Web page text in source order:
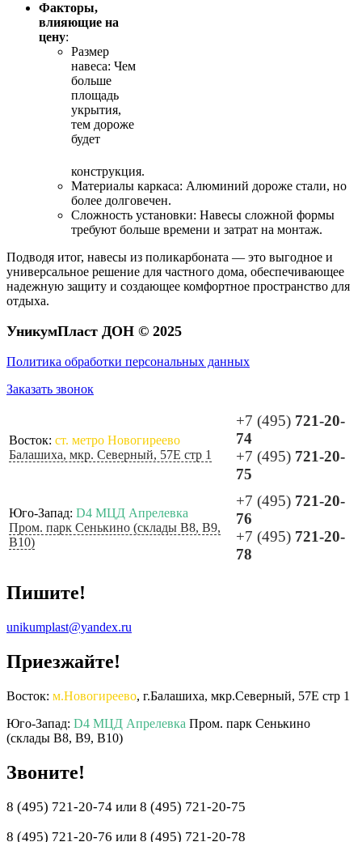
Факторы,
влияющие на
цену:
Размер
навеса: Чем
больше
площадь
укрытия,
тем дороже
будет
конструкция.
Материалы каркаса: Алюминий дороже стали, но
более долговечен.
Сложность установки: Навесы сложной формы
требуют больше времени и затрат на монтаж.
Подводя итог, навесы из поликарбоната — это выгодное и
универсальное решение для частного дома, обеспечивающее
надежную защиту и создающее комфортное пространство для
отдыха.
УникумПласт ДОН © 2025
Политика обработки персональных данных
Заказать звонок
Восток: ст. метро Новогиреево
Балашиха, мкр. Северный, 57Е стр 1
+7 (495) 721-20-
74
+7 (495) 721-20-
75
Юго-Запад: D4 МЦД Апрелевка
Пром. парк Сенькино (склады B8, B9,
B10)
+7 (495) 721-20-
76
+7 (495) 721-20-
78
Пишите!
unikumplast@yandex.ru
Приезжайте!
Восток: м.Новогиреево, г.Балашиха, мкр.Северный, 57Е стр 1
Юго-Запад: D4 МЦД Апрелевка Пром. парк Сенькино
(склады B8, B9, B10)
Звоните!
8 (495) 721-20-74 или 8 (495) 721-20-75
8 (495) 721-20-76 или 8 (495) 721-20-78